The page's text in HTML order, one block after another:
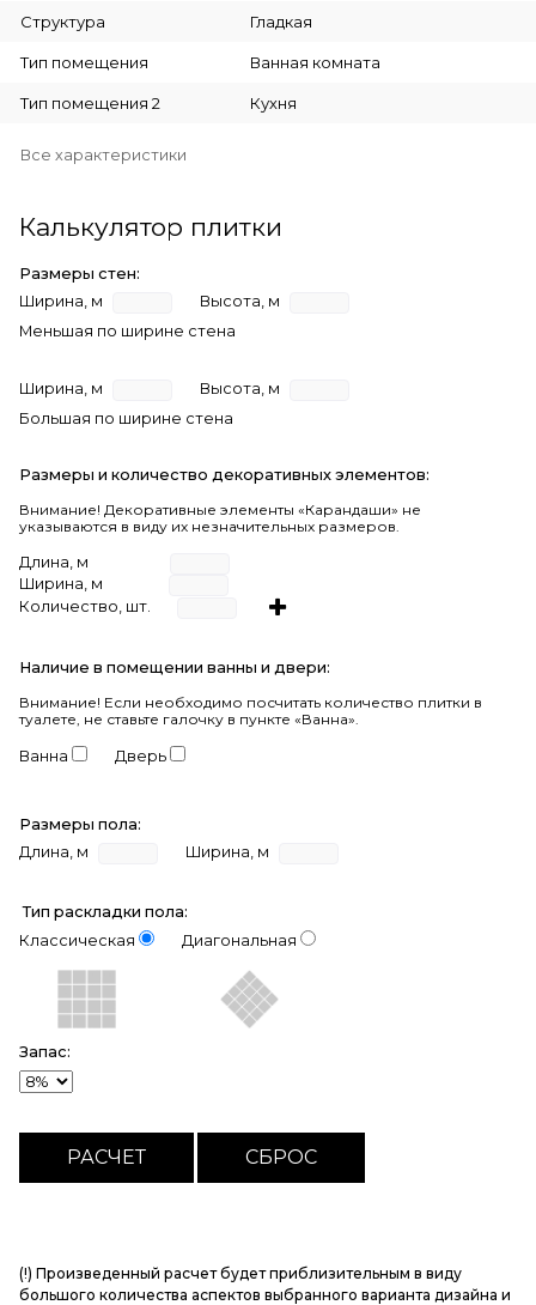
Структура Гладкая
Тип помещения Ванная комната
Тип помещения 2 Кухня
Все характеристики
Калькулятор плитки
Размеры стен:
Ширина, м
Высота, м
Меньшая по ширине стена
Ширина, м
Высота, м
Большая по ширине стена
Размеры и количество декоративных элементов:
Внимание! Декоративные элементы «Карандаши» не
указываются в виду их незначительных размеров.
Длина, м
Ширина, м
Количество, шт.
Наличие в помещении ванны и двери:
Внимание! Если необходимо посчитать количество плитки в
туалете, не ставьте галочку в пункте «Ванна».
Ванна Дверь
Размеры пола:
Длина, м
Ширина, м
Тип раскладки пола:
Классическая
Диагональная
Запас:
(!) Произведенный расчет будет приблизительным в виду
большого количества аспектов выбранного варианта дизайна и